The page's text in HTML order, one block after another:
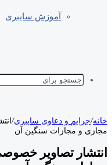
آموزش سایبری
خانه/جرایم و دعاوی سایبری/
مجازی و مجازات سنگین آن
انتشار تصاویر